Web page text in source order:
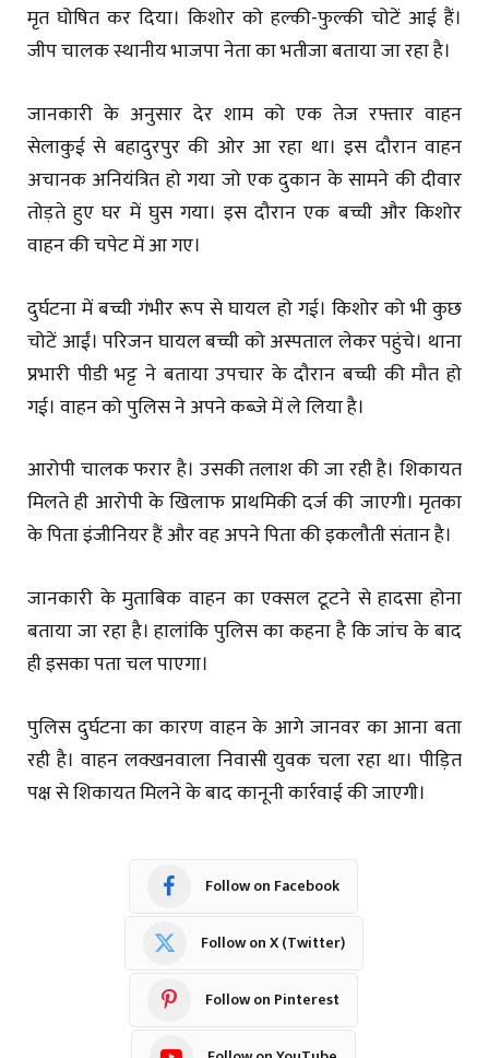
मृत घोषित कर दिया। किशोर को हल्की-फुल्की चोटें आई हैं।
जीप चालक स्थानीय भाजपा नेता का भतीजा बताया जा रहा है।
जानकारी के अनुसार देर शाम को एक तेज रफ्तार वाहन
सेलाकुई से बहादुरपुर की ओर आ रहा था। इस दौरान वाहन
अचानक अनियंत्रित हो गया जो एक दुकान के सामने की दीवार
तोड़ते हुए घर में घुस गया। इस दौरान एक बच्ची और किशोर
वाहन की चपेट में आ गए।
दुर्घटना में बच्ची गंभीर रूप से घायल हो गई। किशोर को भी कुछ
चोटें आईं। परिजन घायल बच्ची को अस्पताल लेकर पहुंचे। थाना
प्रभारी पीडी भट्ट ने बताया उपचार के दौरान बच्ची की मौत हो
गई। वाहन को पुलिस ने अपने कब्जे में ले लिया है।
आरोपी चालक फरार है। उसकी तलाश की जा रही है। शिकायत
मिलते ही आरोपी के खिलाफ प्राथमिकी दर्ज की जाएगी। मृतका
के पिता इंजीनियर हैं और वह अपने पिता की इकलौती संतान है।
जानकारी के मुताबिक वाहन का एक्सल टूटने से हादसा होना
बताया जा रहा है। हालांकि पुलिस का कहना है कि जांच के बाद
ही इसका पता चल पाएगा।
पुलिस दुर्घटना का कारण वाहन के आगे जानवर का आना बता
रही है। वाहन लक्खनवाला निवासी युवक चला रहा था। पीड़ित
पक्ष से शिकायत मिलने के बाद कानूनी कार्रवाई की जाएगी।
Follow on Facebook
Follow on X (Twitter)
Follow on Pinterest